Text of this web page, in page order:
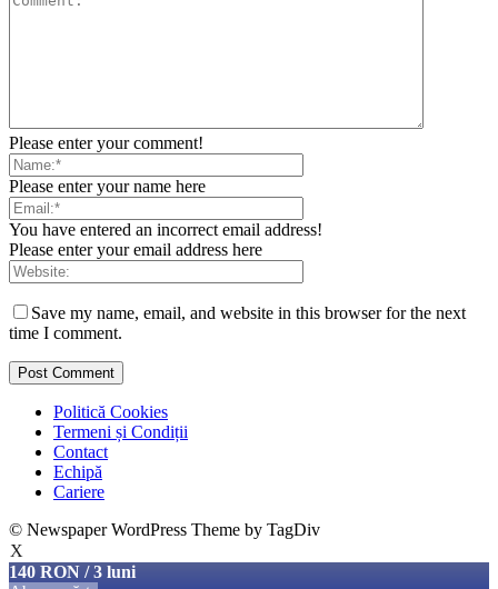
Please enter your comment!
Please enter your name here
You have entered an incorrect email address!
Please enter your email address here
Save my name, email, and website in this browser for the next
time I comment.
Politică Cookies
Termeni și Condiții
Contact
Echipă
Cariere
© Newspaper WordPress Theme by TagDiv
X
140 RON / 3 luni